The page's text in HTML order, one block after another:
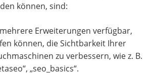
können, sind:
Erweiterungen verfügbar,
können, die Sichtbarkeit Ihrer
zu verbessern, wie z. B.
„seo_basics“.